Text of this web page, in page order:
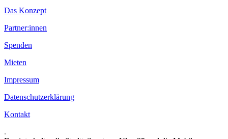
Das Konzept
Partner:innen
Spenden
Mieten
Impressum
Datenschutzerklärung
Kontakt
.